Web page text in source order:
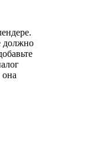
должно
она